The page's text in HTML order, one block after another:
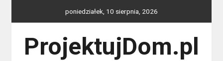
poniedziałek, 10 sierpnia, 2026
ProjektujDom.pl